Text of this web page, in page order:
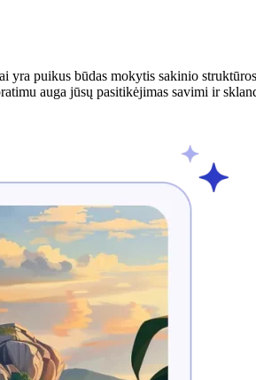
yra puikus būdas mokytis sakinio
auga jūsų pasitikėjimas savimi ir